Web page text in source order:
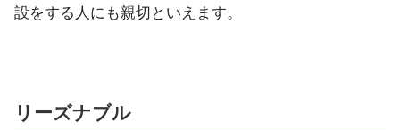
設をする人にも親切といえます。
リーズナブル